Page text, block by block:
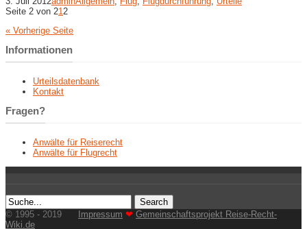
Seite 2 von 21 2
« Vorherige Seite
Informationen
Urteilsdatenbank
Kontakt
Fragen?
Anwälte für Reiserecht
Anwälte für Flugrecht
© 1995 - 2019 Impressum ❤ Gemeinschaftsprojekt Reise-Recht-
Wiki.de